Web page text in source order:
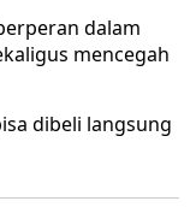
dalam
mencegah
dibeli langsung